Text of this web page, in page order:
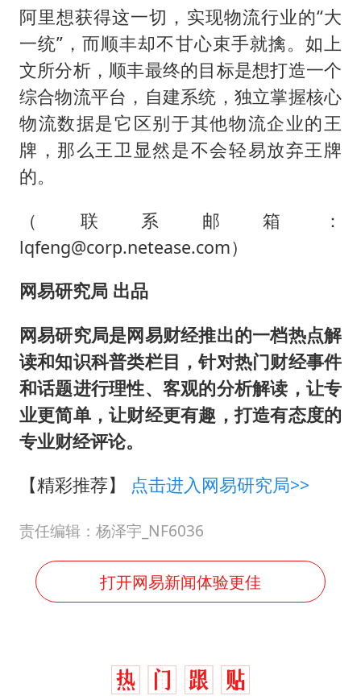
阿里想获得这一切，实现物流行业的“大
一统”，而顺丰却不甘心束手就擒。如上
文所分析，顺丰最终的目标是想打造一个
综合物流平台，自建系统，独立掌握核心
物流数据是它区别于其他物流企业的王
牌，那么王卫显然是不会轻易放弃王牌
的。
（联系邮箱：
lqfeng@corp.netease.com）
网易研究局 出品
网易研究局是网易财经推出的一档热点解
读和知识科普类栏目，针对热门财经事件
和话题进行理性、客观的分析解读，让专
业更简单，让财经更有趣，打造有态度的
专业财经评论。
【精彩推荐】
点击进入网易研究局>>
责任编辑：杨泽宇_NF6036
打开网易新闻体验更佳